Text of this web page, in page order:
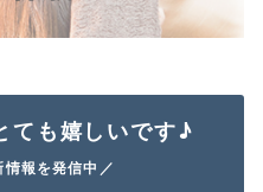
ても嬉しいです♪
報を発信中／